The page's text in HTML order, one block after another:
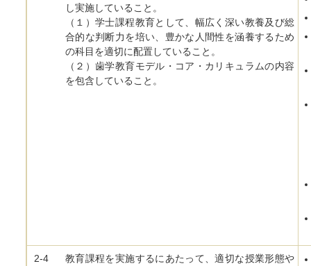
し実施していること。
（１）学士課程教育として、幅広く深い教養及び総
合的な判断力を培い、豊かな人間性を涵養するため
の科目を適切に配置していること。
（２）歯学教育モデル・コア・カリキュラムの内容
を包含していること。
2-4
教育課程を実施するにあたって、適切な授業形態や